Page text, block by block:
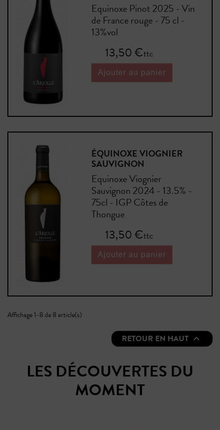
Equinoxe Pinot 2025 - Vin
de France rouge - 75 cl -
13%vol
Prix13,50 €ttc
Ajouter au panier
ÉQUINOXE VIOGNIER
SAUVIGNON
Equinoxe Viognier
Sauvignon 2024 - 13.5% -
75cl - IGP Côtes de
Thongue
Prix13,50 €ttc
Ajouter au panier
Affichage 1-8 de 8 article(s)
RETOUR EN HAUT 
LES DÉCOUVERTES DU
MOMENT